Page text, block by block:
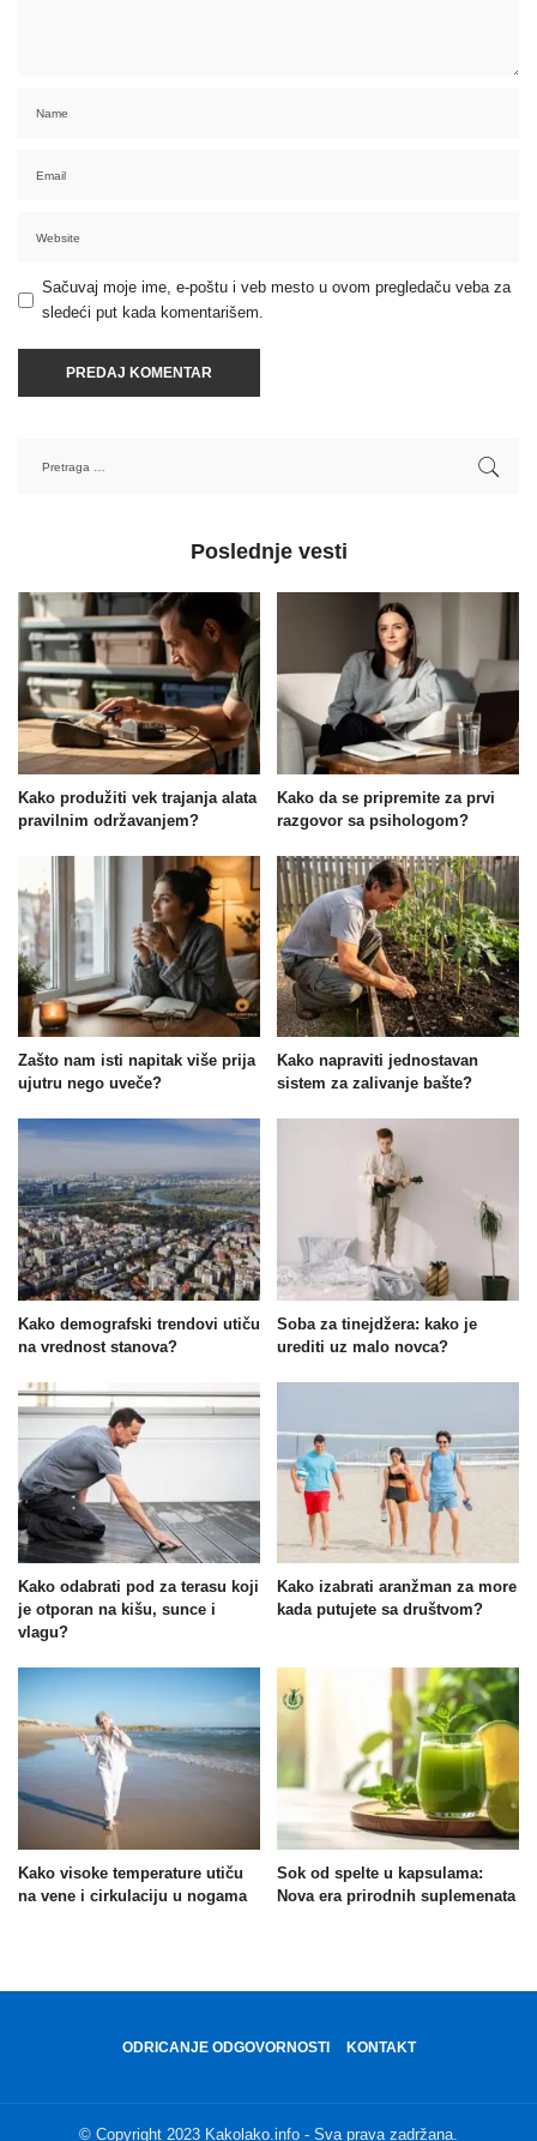
Sačuvaj moje ime, e-poštu i veb mesto u ovom pregledaču veba za
sledeći put kada komentarišem.
Poslednje vesti
Kako produžiti vek trajanja alata
pravilnim održavanjem?
Kako da se pripremite za prvi
razgovor sa psihologom?
Zašto nam isti napitak više prija
ujutru nego uveče?
Kako napraviti jednostavan
sistem za zalivanje bašte?
Kako demografski trendovi utiču
na vrednost stanova?
Soba za tinejdžera: kako je
urediti uz malo novca?
Kako odabrati pod za terasu koji
je otporan na kišu, sunce i
vlagu?
Kako izabrati aranžman za more
kada putujete sa društvom?
Kako visoke temperature utiču
na vene i cirkulaciju u nogama
Sok od spelte u kapsulama:
Nova era prirodnih suplemenata
ODRICANJE ODGOVORNOSTI KONTAKT
© Copyright 2023 Kakolako.info - Sva prava zadržana.